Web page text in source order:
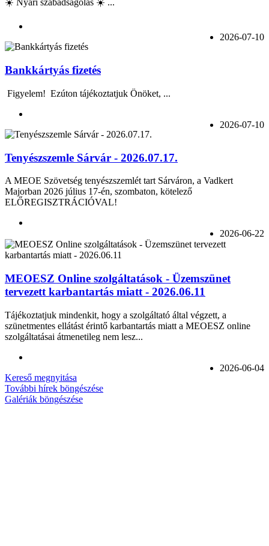
☀️ Nyári szabadságolás ☀️ ...
2026-07-10
Bankkártyás fizetés
Figyelem! Ezúton tájékoztatjuk Önöket, ...
2026-07-10
Tenyészszemle Sárvár - 2026.07.17.
A MEOE Szövetség tenyészszemlét tart Sárváron, a Vadkert
Majorban 2026 július 17-én, szombaton, kötelező
ELŐREGISZTRÁCIÓVAL!
2026-06-22
MEOESZ Online szolgáltatások - Üzemszünet
tervezett karbantartás miatt - 2026.06.11
Tájékoztatjuk mindenkit, hogy a szolgáltató által végzett, a
szünetmentes ellátást érintő karbantartás miatt a MEOESZ online
szolgáltatásai átmenetileg nem lesz...
2026-06-04
Kereső megnyitása
További hírek böngészése
Galériák böngészése